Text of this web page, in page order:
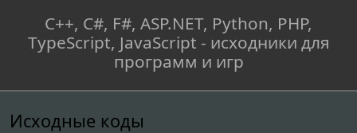
C++, C#, F#, ASP.NET, Python, PHP,
TypeScript, JavaScript - исходники для
программ и игр
Исходные коды